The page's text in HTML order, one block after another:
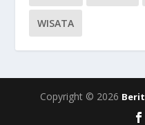
WISATA
Copyright © 2026